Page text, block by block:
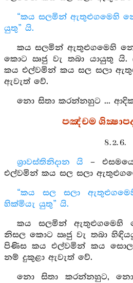
“කය සලමින් ඇතුළුගමෙහි
යුතු” යි.
කය සලමින් ඇතුළුගමෙහි
කොට ඍජු වැ තබා යායුතු යි.
කය එල්වමින් කය සල සලා
ඇවැත් වේ.
නො සිතා කරන්නහුට ...
පඤ්චම
8. 2. 6.
ශ්‍රාවස්තිනිදාන යි –
එල්වමින් කය සල සලා
“කය සල සලා
හික්මියැ යුතු” යි.
කය සලමින් ඇතුළුගමෙහි
නිසල කොට ඍජු වැ තබා
පිණිස කය එල්වමින් කය
නම් දුකුළා ඇවැත් වේ.
නො සිතා කරන්නහුට,